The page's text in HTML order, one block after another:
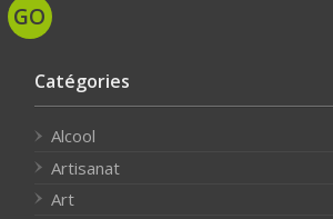
Catégories
Alcool
Artisanat
Art